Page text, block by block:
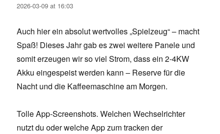
2026-03-09 at 16:03
Auch hier ein absolut wertvolles „Spielzeug“ – macht
Spaß! Dieses Jahr gab es zwei weitere Panele und
somit erzeugen wir so viel Strom, dass ein 2-4KW
Akku eingespeist werden kann – Reserve für die
Nacht und die Kaffeemaschine am Morgen.
Tolle App-Screenshots. Welchen Wechselrichter
nutzt du oder welche App zum tracken der